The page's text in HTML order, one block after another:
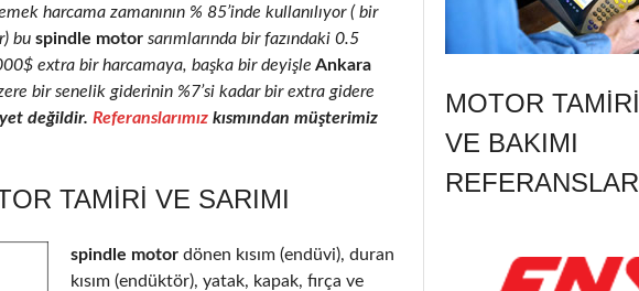
harcama zamanının % 85’inde kullanılıyor ( bir
bu spindle motor sarımlarında bir fazındaki 0.5
extra bir harcamaya, başka bir deyişle Ankara
bir senelik giderinin %7’si kadar bir extra gidere
değildir. Referanslarımız kısmından müşterimiz
TAMIRI VE SARIMI
spindle motor dönen kısım (endüvi), duran
kısım (endüktör), yatak, kapak, fırça ve
MOTOR
VE BAKIMI